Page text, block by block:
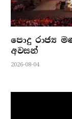
පොදු රාජ්‍ය
අවසන්
2026-08-04